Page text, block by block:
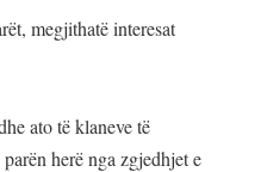
megjithatë interesat
ato të klaneve të
herë nga zgjedhjet e